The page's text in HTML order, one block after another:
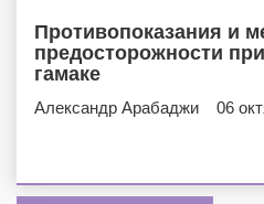
Противопоказания и
предосторожности
гамаке
Александр Арабаджи 06